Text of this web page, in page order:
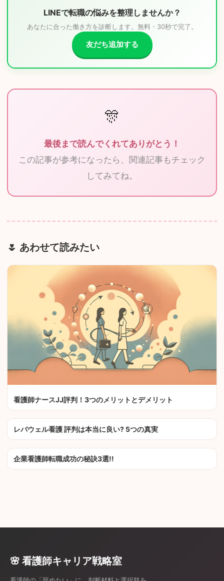
LINEで転職の悩みを整理しませんか？
あなたに合った働き方を診断します。無料・30秒で完了。
友だち追加する
🎊
最後まで読んでくれてありがとう！
この記事が参考になったら、関連記事もチェック
してみてね。
あわせて読みたい
看護師ナースJJ評判！3つのメリットとデメリット
レバウェル看護 評判は本当に良い? 5つの真実
企業看護師転職成功の秘訣3選!!
🌸 看護師キャリア戦略室